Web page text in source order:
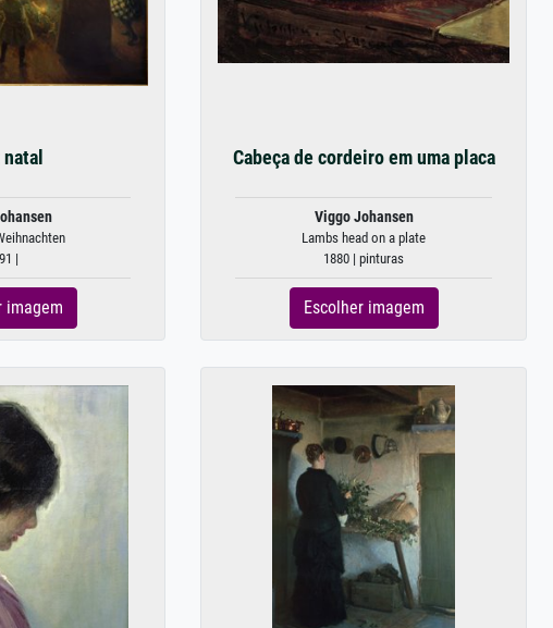
|
imagem
Cabeça de cordeiro em uma placa
Viggo Johansen
Lambs head on a plate
1880 | pinturas
Escolher imagem